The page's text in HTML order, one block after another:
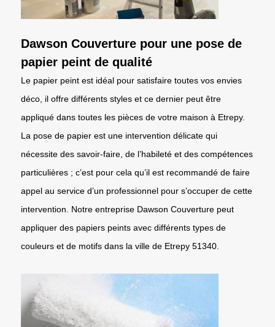
Dawson Couverture pour une pose de
papier peint de qualité
Le papier peint est idéal pour satisfaire toutes vos envies
déco, il offre différents styles et ce dernier peut être
appliqué dans toutes les pièces de votre maison à Etrepy.
La pose de papier est une intervention délicate qui
nécessite des savoir-faire, de l’habileté et des compétences
particulières ; c’est pour cela qu’il est recommandé de faire
appel au service d’un professionnel pour s’occuper de cette
intervention. Notre entreprise Dawson Couverture peut
appliquer des papiers peints avec différents types de
couleurs et de motifs dans la ville de Etrepy 51340.